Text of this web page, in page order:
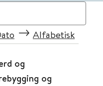
Alfabetisk
og
og